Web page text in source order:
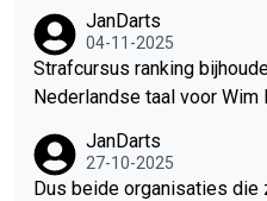
och echt niet goed bij je
nnen! En de playoffs voor
an het seizoen gespeeld
organisatie je eigen
eerdere keren per week.
erkill, alles met het oog op
JanDarts
04-11-2025
Strafcursus ranking
Nederlandse taal voor
JanDarts
27-10-2025
Dus beide organisaties die